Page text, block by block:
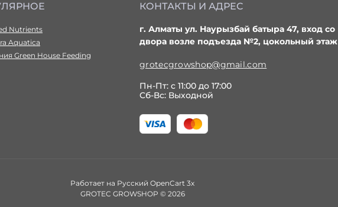
Nutrients
Aquatica
Green House Feeding
КОНТАКТЫ И АДРЕС
г. Алматы ул. Наурызбай батыра 47, вход со
двора возле подъезда №2, цокольный этаж
grotecgrowshop@gmail.com
Пн-Пт: с 11:00 до 17:00
Сб-Вс: Выходной
Работает на Русский OpenCart 3х
GROTEC GROWSHOP © 2026